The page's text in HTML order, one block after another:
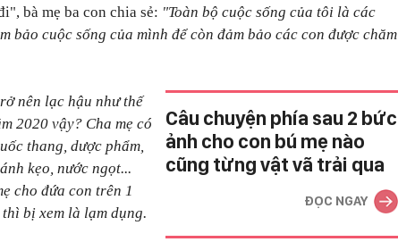
bà mẹ ba con chia sẻ: "Toàn bộ cuộc sống của tôi là các
bảo cuộc sống của mình để còn đảm bảo các con được chăm
Câu chuyện phía sau 2 bức
ảnh cho con bú mẹ nào
cũng từng vật vã trải qua
ĐỌC NGAY
nên lạc hậu như thế
2020 vậy? Cha mẹ có
thang, dược phẩm,
kẹo, nước ngọt...
cho đứa con trên 1
bị xem là lạm dụng.